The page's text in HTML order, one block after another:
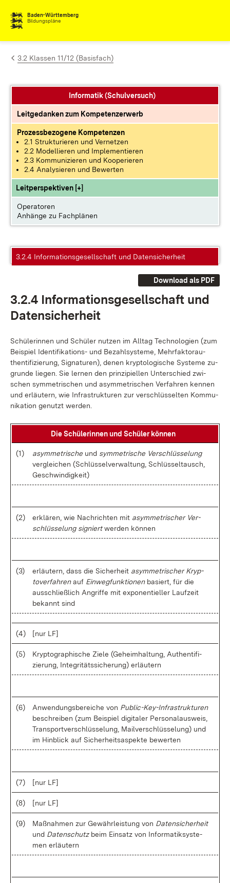
Zum Inhalt springen
Baden-Württemberg
Bildungspläne
3.2 Klassen 11/12 (Basisfach)
Informatik (Schulversuch)
Leitgedanken zum Kompetenzerwerb
Prozessbezogene Kompetenzen
2.1 Strukturieren und Vernetzen
2.2 Modellieren und Implementieren
2.3 Kommunizieren und Kooperieren
2.4 Analysieren und Bewerten
Leitperspektiven [+]
Operatoren
Anhänge zu Fachplänen
3.2.4 Informationsgesellschaft und Datensicherheit
Download als PDF
3.2.4 In­for­ma­ti­ons­ge­sell­schaft und
Da­ten­si­cher­heit
Schü­le­rin­nen und Schü­ler nut­zen im All­tag Tech­no­lo­gi­en (zum
Bei­spiel Iden­ti­fi­ka­ti­ons- und Be­zahl­sys­te­me, Mehr­fak­tor­au­
then­ti­fi­zie­rung, Si­gna­tu­ren), de­nen kryp­to­lo­gi­sche Sys­te­me zu­
grun­de lie­gen. Sie ler­nen den prin­zi­pi­el­len Un­ter­schied zwi­
schen sym­me­tri­schen und asym­me­tri­schen Ver­fah­ren ken­nen
und er­läu­tern, wie In­fra­struk­tu­ren zur ver­schlüs­sel­ten Kom­mu­
ni­ka­ti­on ge­nutzt wer­den.
Die Schü­le­rin­nen und Schü­ler kön­nen
(1) asym­me­tri­sche und sym­me­tri­sche Ver­schlüs­se­lung
ver­glei­chen (Schlüs­sel­ver­wal­tung, Schlüs­sel­tausch,
Ge­schwin­dig­keit)
(2) er­klä­ren, wie Nach­rich­ten mit asym­me­tri­scher Ver­
schlüs­se­lung si­gniertwer­den kön­nen
(3) er­läu­tern, dass die Si­cher­heit asym­me­tri­scher Kryp­
to­ver­fah­renauf Ein­weg­funk­tio­nenba­siert, für die
aus­schließ­lich An­grif­fe mit ex­po­nen­ti­el­ler Lauf­zeit
be­kannt sind
(4) [nur LF]
(5)
Kryp­to­gra­phi­sche Zie­le (Ge­heim­hal­tung, Au­then­ti­fi­
zie­rung, In­te­gri­täts­si­che­rung) er­läu­tern
(6) An­wen­dungs­be­rei­che von Pu­bli­c-Key-In­fra­struk­tu­ren
be­schrei­ben (zum Bei­spiel di­gi­ta­ler Per­so­nal­aus­weis,
Trans­port­ver­schlüs­se­lung, Mail­ver­schlüs­se­lung) und
im Hin­blick auf Si­cher­heits­as­pek­te be­wer­ten
(7) [nur LF]
(8) [nur LF]
(9) Maß­nah­men zur Ge­währ­leis­tung von Da­ten­si­cher­heit
und Da­ten­schutzbeim Ein­satz von In­for­ma­tik­sys­te­
men er­läu­tern